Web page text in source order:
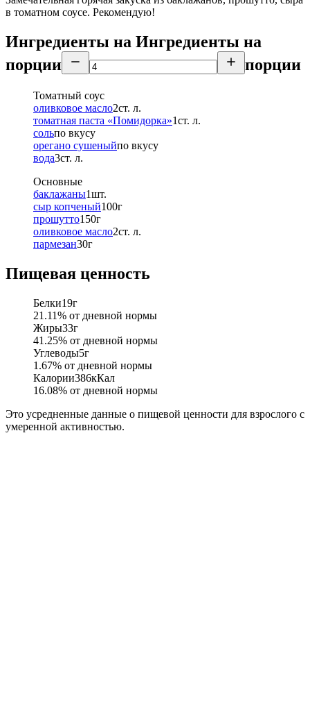
в томатном соусе. Рекомендую!
Ингредиенты на Ингредиенты на
порции
порции
Томатный соус
оливковое масло2ст. л.
томатная паста «Помидорка»1ст. л.
сольпо вкусу
орегано сушеныйпо вкусу
вода3ст. л.
Основные
баклажаны1шт.
сыр копченый100г
прошутто150г
оливковое масло2ст. л.
пармезан30г
Пищевая ценность
Белки19г
21.11% от дневной нормы
Жиры33г
41.25% от дневной нормы
Углеводы5г
1.67% от дневной нормы
Калории386кКал
16.08% от дневной нормы
Это усредненные данные о пищевой ценности для взрослого с
умеренной активностью.